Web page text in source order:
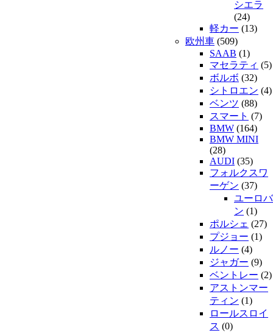
シエラ
(24)
軽カー (13)
欧州車 (509)
SAAB (1)
マセラティ (5)
ボルボ (32)
シトロエン (4)
ベンツ (88)
スマート (7)
BMW (164)
BMW MINI
(28)
AUDI (35)
フォルクスワ
ーゲン (37)
ユーロバ
ン (1)
ポルシェ (27)
プジョー (1)
ルノー (4)
ジャガー (9)
ベントレー (2)
アストンマー
ティン (1)
ロールスロイ
ス (0)